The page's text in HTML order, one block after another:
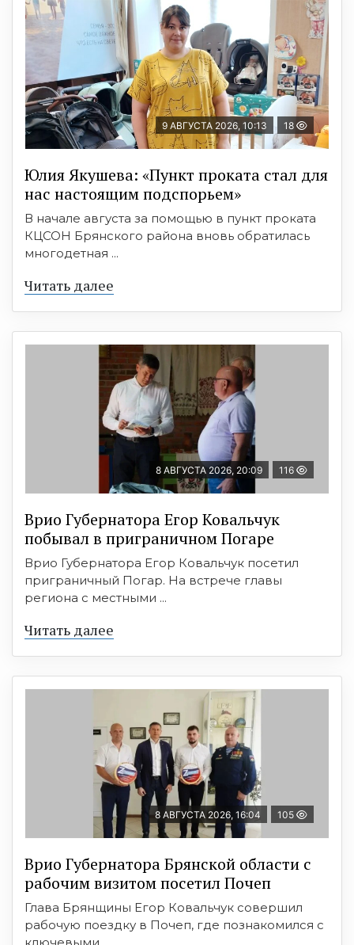
9 АВГУСТА 2026, 10:13 18
Юлия Якушева: «Пункт проката стал для
нас настоящим подспорьем»
В начале августа за помощью в пункт проката
КЦСОН Брянского района вновь обратилась
многодетная ...
Читать далее
8 АВГУСТА 2026, 20:09 116
Врио Губернатора Егор Ковальчук
побывал в приграничном Погаре
Врио Губернатора Егор Ковальчук посетил
приграничный Погар. На встрече главы
региона с местными ...
Читать далее
8 АВГУСТА 2026, 16:04 105
Врио Губернатора Брянской области с
рабочим визитом посетил Почеп
Глава Брянщины Егор Ковальчук совершил
рабочую поездку в Почеп, где познакомился с